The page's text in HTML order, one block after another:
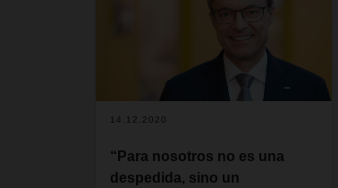
14.12.2020
“Para nosotros no es una
despedida, sino un